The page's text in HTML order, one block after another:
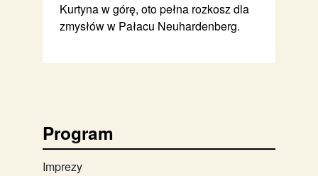
Kurtyna w górę, oto pełna rozkosz dla
zmysłów w Pałacu Neuhardenberg.
Program
Imprezy